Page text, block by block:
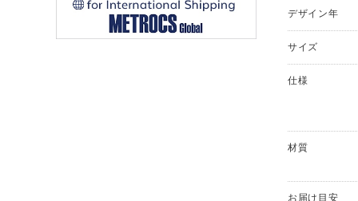
デザイン年
サイズ
仕様
材質
お届け目安